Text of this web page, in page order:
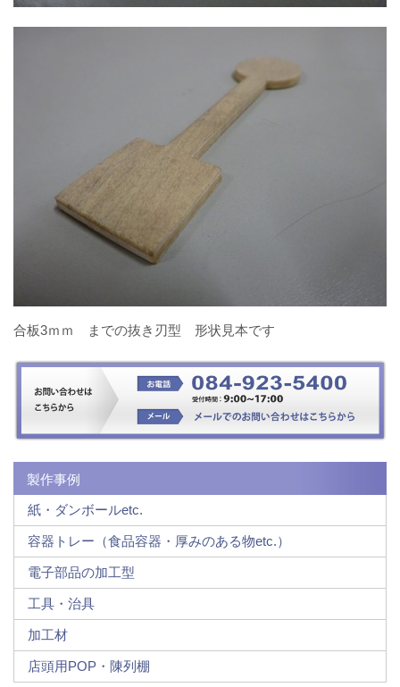
合板3ｍｍ までの抜き刃型 形状見本です
製作事例
紙・ダンボールetc.
容器トレー（食品容器・厚みのある物etc.）
電子部品の加工型
工具・治具
加工材
店頭用POP・陳列棚